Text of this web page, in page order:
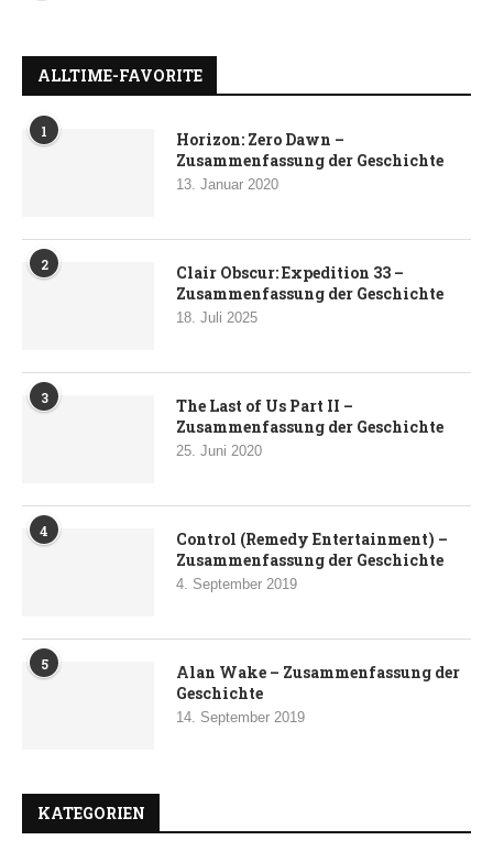
ALLTIME-FAVORITE
1
Horizon: Zero Dawn –
Zusammenfassung der Geschichte
13. Januar 2020
2
Clair Obscur: Expedition 33 –
Zusammenfassung der Geschichte
18. Juli 2025
3
The Last of Us Part II –
Zusammenfassung der Geschichte
25. Juni 2020
4
Control (Remedy Entertainment) –
Zusammenfassung der Geschichte
4. September 2019
5
Alan Wake – Zusammenfassung der
Geschichte
14. September 2019
KATEGORIEN